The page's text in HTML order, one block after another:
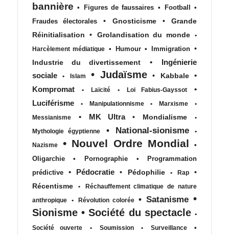
bannière • Figures de faussaires • Football •
Fraudes électorales
• Gnosticisme •
Grande
Réinitialisation
• Grolandisation du monde
•
Harcèlement médiatique • Humour • Immigration •
Industrie du divertissement
•
Ingénierie
sociale
• Islam • Judaïsme • Kabbale
•
Kompromat
• Laïcité • Loi Fabius-Gayssot
•
Luciférisme
• Manipulationnisme • Marxisme
•
Messianisme
• MK Ultra • Mondialisme
•
Mythologie égyptienne
• National-sionisme
•
Nazisme
• Nouvel Ordre Mondial
•
Oligarchie
• Pornographie •
Programmation
prédictive
• Pédocratie • Pédophilie • Rap
•
Récentisme
•
Réchauffement climatique de nature
anthropique
• Révolution colorée • Satanisme •
Sionisme • Société du spectacle •
Société ouverte
• Soumission • Surveillance
•